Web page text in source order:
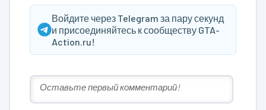
Войдите через Telegram за пару секунд
и присоединяйтесь к сообществу GTA-
Action.ru!